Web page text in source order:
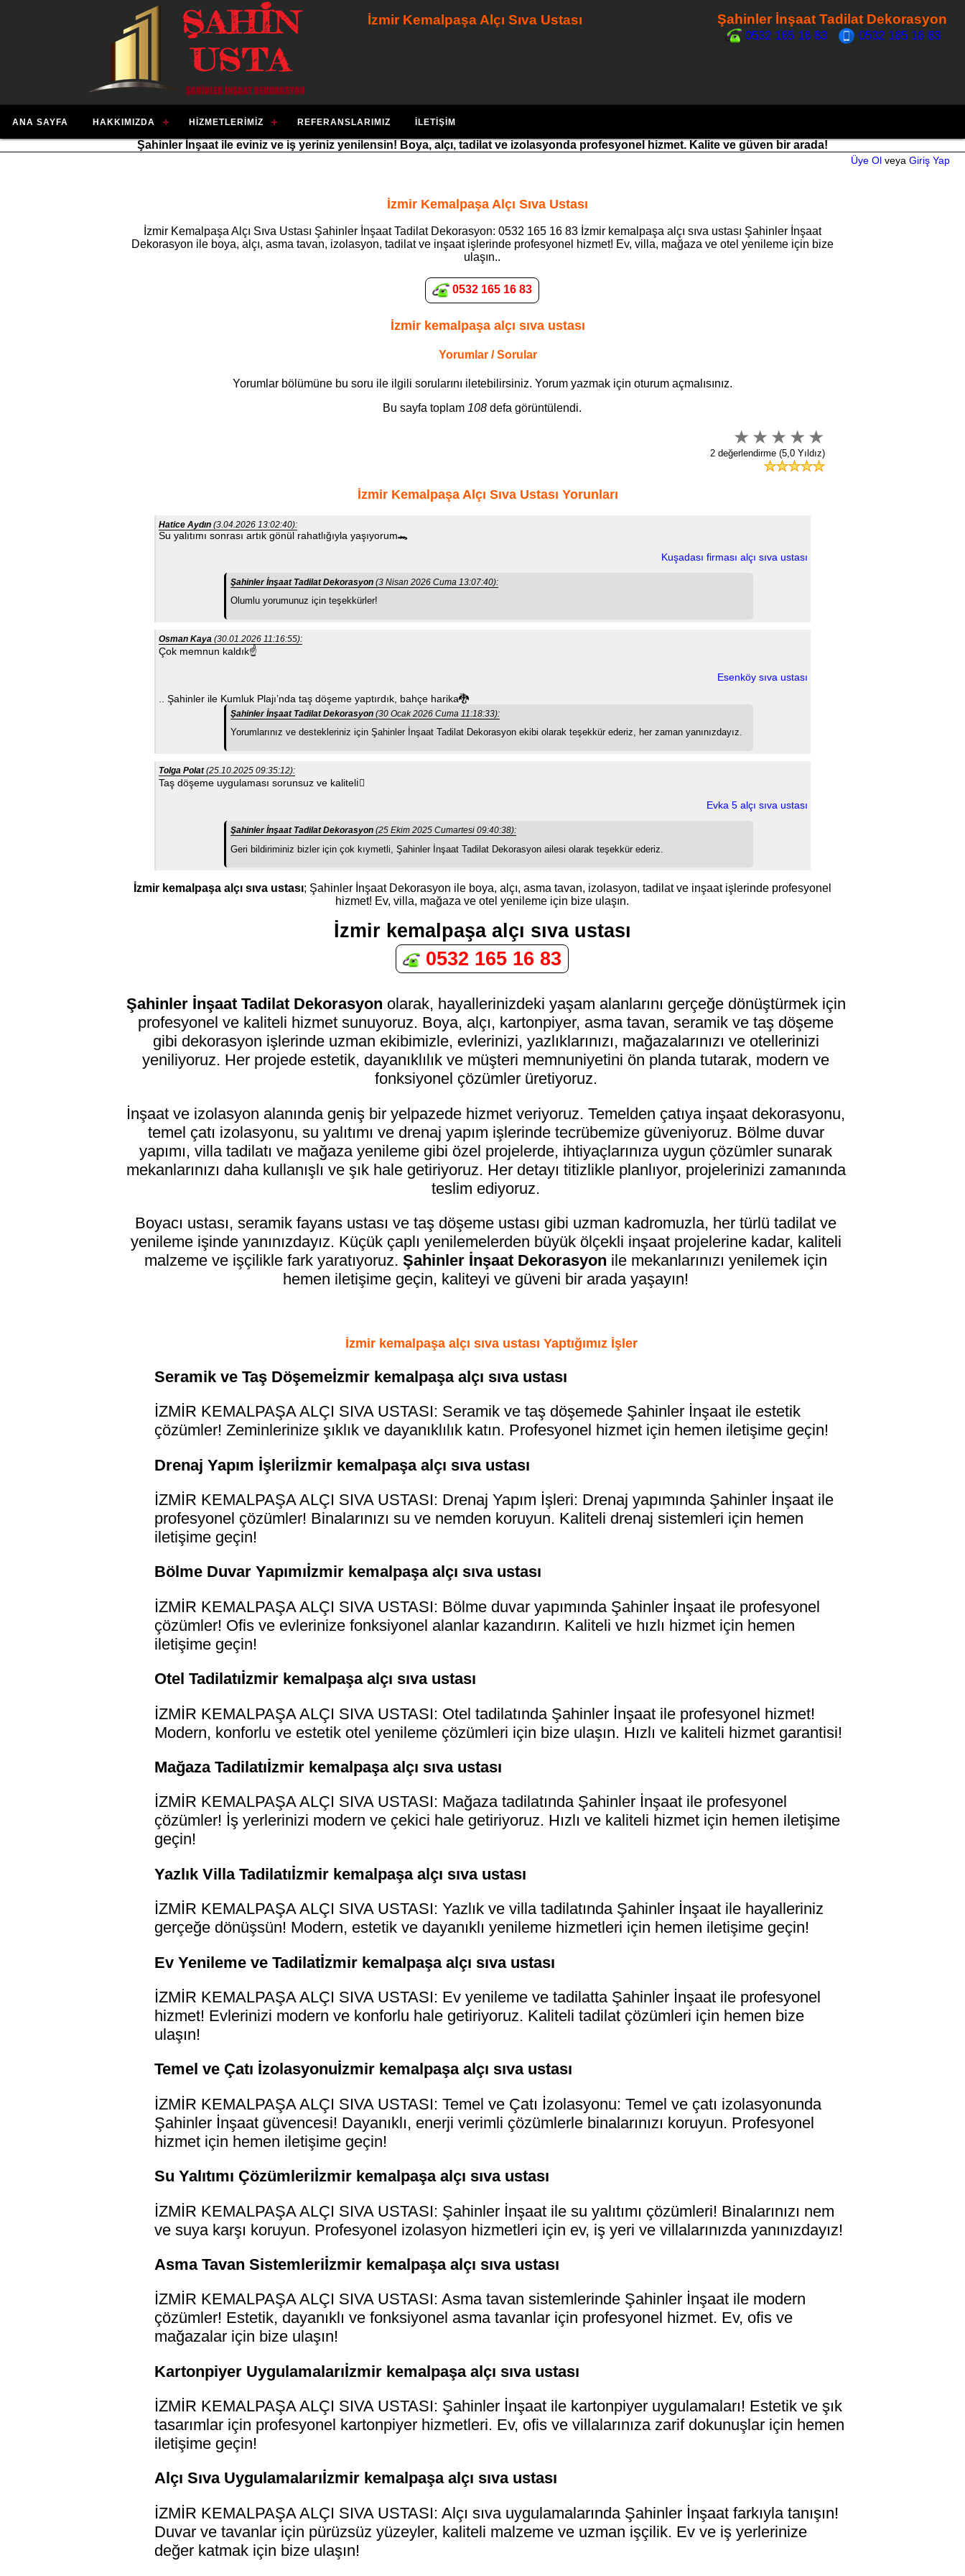
İzmir Kemalpaşa Alçı Sıva Ustası Şahinler İnşaat Tadilat Dekorasyon
0532 165 16 83 0532 165 16 83
ANA SAYFA HAKKIMIZDA HIZMETLERIMIZ REFERANSLARIMIZ İLETIŞIM
Şahinler İnşaat ile eviniz ve iş yeriniz yenilensin! Boya, alçı, tadilat ve izolasyonda profesyonel hizmet. Kalite ve güven bir arada!
Üye Ol veya Giriş Yap
İzmir Kemalpaşa Alçı Sıva Ustası
İzmir Kemalpaşa Alçı Sıva Ustası Şahinler İnşaat Tadilat Dekorasyon: 0532 165 16 83 İzmir kemalpaşa alçı sıva ustası Şahinler İnşaat
Dekorasyon ile boya, alçı, asma tavan, izolasyon, tadilat ve inşaat işlerinde profesyonel hizmet! Ev, villa, mağaza ve otel yenileme için bize
ulaşın..
0532 165 16 83
İzmir kemalpaşa alçı sıva ustası
Yorumlar / Sorular
Yorumlar bölümüne bu soru ile ilgili sorularını iletebilirsiniz. Yorum yazmak için oturum açmalısınız.
Bu sayfa toplam 108 defa görüntülendi.
2 değerlendirme (5,0 Yıldız)
İzmir Kemalpaşa Alçı Sıva Ustası Yorunları
Hatice Aydın (3.04.2026 13:02:40):
Su yalıtımı sonrası artık gönül rahatlığıyla yaşıyorum🐊
Kuşadası firması alçı sıva ustası
Şahinler İnşaat Tadilat Dekorasyon(3 Nisan 2026 Cuma 13:07:40):
Olumlu yorumunuz için teşekkürler!
Osman Kaya (30.01.2026 11:16:55):
Çok memnun kaldık☝
Esenköy sıva ustası
.. Şahinler ile Kumluk Plajı’nda taş döşeme yaptırdık, bahçe harika🐉
Şahinler İnşaat Tadilat Dekorasyon(30 Ocak 2026 Cuma 11:18:33):
Yorumlarınız ve destekleriniz için Şahinler İnşaat Tadilat Dekorasyon ekibi olarak teşekkür ederiz, her zaman yanınızdayız.
Tolga Polat(25.10.2025 09:35:12):
Taş döşeme uygulaması sorunsuz ve kaliteli🏽
Evka 5 alçı sıva ustası
Şahinler İnşaat Tadilat Dekorasyon(25 Ekim 2025 Cumartesi 09:40:38):
Geri bildiriminiz bizler için çok kıymetli, Şahinler İnşaat Tadilat Dekorasyon ailesi olarak teşekkür ederiz.
İzmir kemalpaşa alçı sıva ustası; Şahinler İnşaat Dekorasyon ile boya, alçı, asma tavan, izolasyon, tadilat ve inşaat işlerinde profesyonel
hizmet! Ev, villa, mağaza ve otel yenileme için bize ulaşın.
İzmir kemalpaşa alçı sıva ustası
0532 165 16 83
Şahinler İnşaat Tadilat Dekorasyon olarak, hayallerinizdeki yaşam alanlarını gerçeğe dönüştürmek için
profesyonel ve kaliteli hizmet sunuyoruz. Boya, alçı, kartonpiyer, asma tavan, seramik ve taş döşeme
gibi dekorasyon işlerinde uzman ekibimizle, evlerinizi, yazlıklarınızı, mağazalarınızı ve otellerinizi
yeniliyoruz. Her projede estetik, dayanıklılık ve müşteri memnuniyetini ön planda tutarak, modern ve
fonksiyonel çözümler üretiyoruz.
İnşaat ve izolasyon alanında geniş bir yelpazede hizmet veriyoruz. Temelden çatıya inşaat dekorasyonu,
temel çatı izolasyonu, su yalıtımı ve drenaj yapım işlerinde tecrübemize güveniyoruz. Bölme duvar
yapımı, villa tadilatı ve mağaza yenileme gibi özel projelerde, ihtiyaçlarınıza uygun çözümler sunarak
mekanlarınızı daha kullanışlı ve şık hale getiriyoruz. Her detayı titizlikle planlıyor, projelerinizi zamanında
teslim ediyoruz.
Boyacı ustası, seramik fayans ustası ve taş döşeme ustası gibi uzman kadromuzla, her türlü tadilat ve
yenileme işinde yanınızdayız. Küçük çaplı yenilemelerden büyük ölçekli inşaat projelerine kadar, kaliteli
malzeme ve işçilikle fark yaratıyoruz.Şahinler İnşaat Dekorasyon ile mekanlarınızı yenilemek için
hemen iletişime geçin, kaliteyi ve güveni bir arada yaşayın!
İzmir kemalpaşa alçı sıva ustası Yaptığımız İşler
Seramik ve Taş Döşemeİzmir kemalpaşa alçı sıva ustası
İZMİR KEMALPAŞA ALÇI SIVA USTASI: Seramik ve taş döşemede Şahinler İnşaat ile estetik
çözümler! Zeminlerinize şıklık ve dayanıklılık katın. Profesyonel hizmet için hemen iletişime geçin!
Drenaj Yapım İşleriİzmir kemalpaşa alçı sıva ustası
İZMİR KEMALPAŞA ALÇI SIVA USTASI: Drenaj Yapım İşleri: Drenaj yapımında Şahinler İnşaat ile
profesyonel çözümler! Binalarınızı su ve nemden koruyun. Kaliteli drenaj sistemleri için hemen
iletişime geçin!
Bölme Duvar Yapımıİzmir kemalpaşa alçı sıva ustası
İZMİR KEMALPAŞA ALÇI SIVA USTASI: Bölme duvar yapımında Şahinler İnşaat ile profesyonel
çözümler! Ofis ve evlerinize fonksiyonel alanlar kazandırın. Kaliteli ve hızlı hizmet için hemen
iletişime geçin!
Otel Tadilatıİzmir kemalpaşa alçı sıva ustası
İZMİR KEMALPAŞA ALÇI SIVA USTASI: Otel tadilatında Şahinler İnşaat ile profesyonel hizmet!
Modern, konforlu ve estetik otel yenileme çözümleri için bize ulaşın. Hızlı ve kaliteli hizmet garantisi!
Mağaza Tadilatıİzmir kemalpaşa alçı sıva ustası
İZMİR KEMALPAŞA ALÇI SIVA USTASI: Mağaza tadilatında Şahinler İnşaat ile profesyonel
çözümler! İş yerlerinizi modern ve çekici hale getiriyoruz. Hızlı ve kaliteli hizmet için hemen iletişime
geçin!
Yazlık Villa Tadilatıİzmir kemalpaşa alçı sıva ustası
İZMİR KEMALPAŞA ALÇI SIVA USTASI: Yazlık ve villa tadilatında Şahinler İnşaat ile hayalleriniz
gerçeğe dönüşsün! Modern, estetik ve dayanıklı yenileme hizmetleri için hemen iletişime geçin!
Ev Yenileme ve Tadilatİzmir kemalpaşa alçı sıva ustası
İZMİR KEMALPAŞA ALÇI SIVA USTASI: Ev yenileme ve tadilatta Şahinler İnşaat ile profesyonel
hizmet! Evlerinizi modern ve konforlu hale getiriyoruz. Kaliteli tadilat çözümleri için hemen bize
ulaşın!
Temel ve Çatı İzolasyonuİzmir kemalpaşa alçı sıva ustası
İZMİR KEMALPAŞA ALÇI SIVA USTASI: Temel ve Çatı İzolasyonu: Temel ve çatı izolasyonunda
Şahinler İnşaat güvencesi! Dayanıklı, enerji verimli çözümlerle binalarınızı koruyun. Profesyonel
hizmet için hemen iletişime geçin!
Su Yalıtımı Çözümleriİzmir kemalpaşa alçı sıva ustası
İZMİR KEMALPAŞA ALÇI SIVA USTASI: Şahinler İnşaat ile su yalıtımı çözümleri! Binalarınızı nem
ve suya karşı koruyun. Profesyonel izolasyon hizmetleri için ev, iş yeri ve villalarınızda yanınızdayız!
Asma Tavan Sistemleriİzmir kemalpaşa alçı sıva ustası
İZMİR KEMALPAŞA ALÇI SIVA USTASI: Asma tavan sistemlerinde Şahinler İnşaat ile modern
çözümler! Estetik, dayanıklı ve fonksiyonel asma tavanlar için profesyonel hizmet. Ev, ofis ve
mağazalar için bize ulaşın!
Kartonpiyer Uygulamalarıİzmir kemalpaşa alçı sıva ustası
İZMİR KEMALPAŞA ALÇI SIVA USTASI: Şahinler İnşaat ile kartonpiyer uygulamaları! Estetik ve şık
tasarımlar için profesyonel kartonpiyer hizmetleri. Ev, ofis ve villalarınıza zarif dokunuşlar için hemen
iletişime geçin!
Alçı Sıva Uygulamalarıİzmir kemalpaşa alçı sıva ustası
İZMİR KEMALPAŞA ALÇI SIVA USTASI: Alçı sıva uygulamalarında Şahinler İnşaat farkıyla tanışın!
Duvar ve tavanlar için pürüzsüz yüzeyler, kaliteli malzeme ve uzman işçilik. Ev ve iş yerlerinize
değer katmak için bize ulaşın!